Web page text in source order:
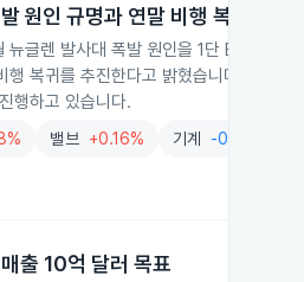
원인 규명과 연말 비행 복귀 추진
글렌 발사대 폭발 원인을 1단 BE-4 엔
행 복귀를 추진한다고 밝혔습니다. 회사
행하고 있습니다.
밸브 +0.16% 기계 -0.28%
출 10억 달러 목표